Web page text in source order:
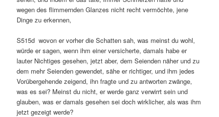
wegen des flimmernden Glanzes nicht recht vermöchte, jene
Dinge zu erkennen,
S515d wovon er vorher die Schatten sah, was meinst du wohl,
würde er sagen, wenn ihm einer versicherte, damals habe er
lauter Nichtiges gesehen, jetzt aber, dem Seienden näher und zu
dem mehr Seienden gewendet, sähe er richtiger, und ihm jedes
Vorübergehende zeigend, ihn fragte und zu antworten zwänge,
was es sei? Meinst du nicht, er werde ganz verwirrt sein und
glauben, was er damals gesehen sei doch wirklicher, als was ihm
jetzt gezeigt werde?